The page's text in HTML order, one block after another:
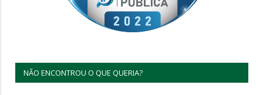
NÃO ENCONTROU O QUE QUERIA?